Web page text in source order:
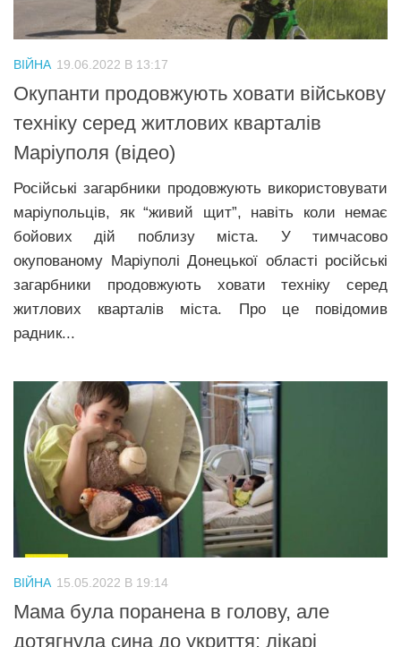
ВІЙНА 19.06.2022 В 13:17
Окупанти продовжують ховати військову
техніку серед житлових кварталів
Маріуполя (відео)
Російські загарбники продовжують використовувати
маріупольців, як “живий щит”, навіть коли немає
бойових дій поблизу міста. У тимчасово
окупованому Маріуполі Донецької області російські
загарбники продовжують ховати техніку серед
житлових кварталів міста. Про це повідомив
радник...
ВІЙНА 15.05.2022 В 19:14
Мама була поранена в голову, але
дотягнула сина до укриття: лікарі